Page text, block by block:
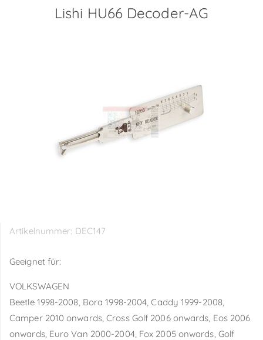
Lishi HU66 Decoder-AG
Artikelnummer: DEC147
Geeignet für:
VOLKSWAGEN
Beetle 1998-2008, Bora 1998-2004, Caddy 1999-2008,
Camper 2010 onwards, Cross Golf 2006 onwards, Eos 2006
onwards, Euro Van 2000-2004, Fox 2005 onwards, Golf